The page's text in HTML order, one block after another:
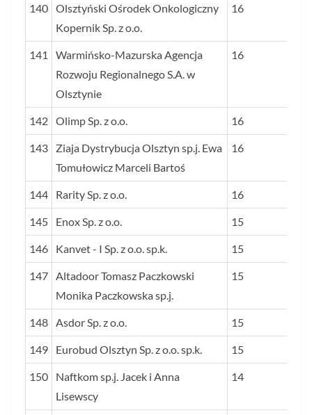
140 Olsztyński Ośrodek Onkologiczny
Kopernik Sp. z o.o.
16
141
Warmińsko-Mazurska Agencja
Rozwoju Regionalnego S.A. w
Olsztynie
16
142 Olimp Sp. z o.o. 16
143
Ziaja Dystrybucja Olsztyn sp.j. Ewa
Tomułowicz Marceli Bartoś
16
144 Rarity Sp. z o.o. 16
145 Enox Sp. z o.o. 15
146 Kanvet - I Sp. z o.o. sp.k. 15
147
Altadoor Tomasz Paczkowski
Monika Paczkowska sp.j.
15
148 Asdor Sp. z o.o. 15
149 Eurobud Olsztyn Sp. z o.o. sp.k. 15
150
Naftkom sp.j. Jacek i Anna
Lisewscy
14